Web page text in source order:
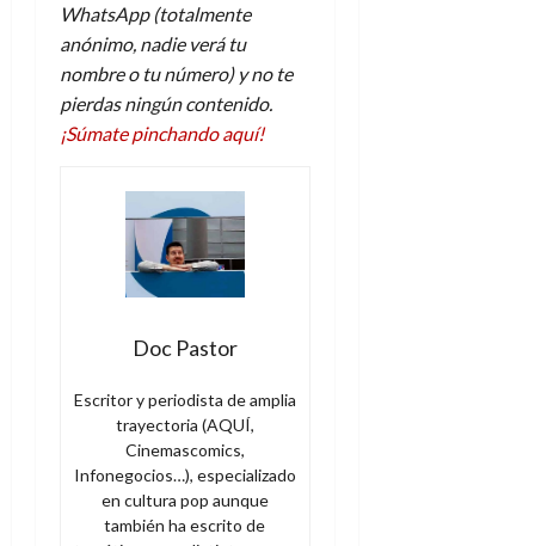
WhatsApp (totalmente
anónimo, nadie verá tu
nombre o tu número) y no te
pierdas ningún contenido.
¡Súmate pinchando aquí!
Doc Pastor
Escritor y periodista de amplia
trayectoria (AQUÍ,
Cinemascomics,
Infonegocios…), especializado
en cultura pop aunque
también ha escrito de